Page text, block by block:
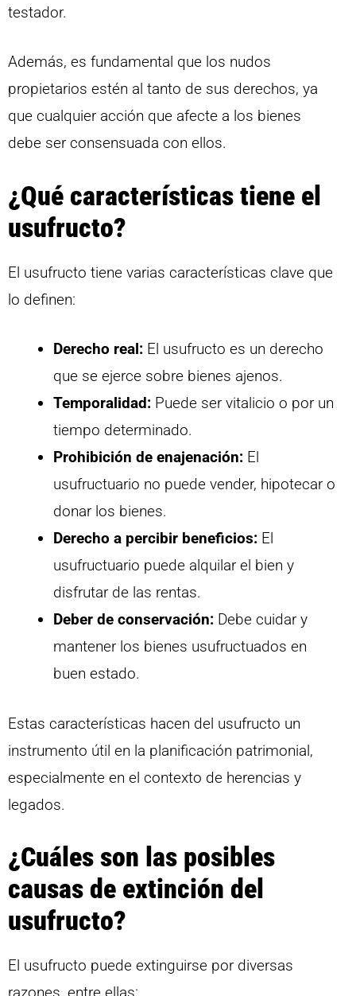
testador.
Además, es fundamental que los nudos
propietarios estén al tanto de sus derechos, ya
que cualquier acción que afecte a los bienes
debe ser consensuada con ellos.
¿Qué características tiene el
usufructo?
El usufructo tiene varias características clave que
lo definen:
Derecho real: El usufructo es un derecho
que se ejerce sobre bienes ajenos.
Temporalidad: Puede ser vitalicio o por un
tiempo determinado.
Prohibición de enajenación: El
usufructuario no puede vender, hipotecar o
donar los bienes.
Derecho a percibir beneficios: El
usufructuario puede alquilar el bien y
disfrutar de las rentas.
Deber de conservación: Debe cuidar y
mantener los bienes usufructuados en
buen estado.
Estas características hacen del usufructo un
instrumento útil en la planificación patrimonial,
especialmente en el contexto de herencias y
legados.
¿Cuáles son las posibles
causas de extinción del
usufructo?
El usufructo puede extinguirse por diversas